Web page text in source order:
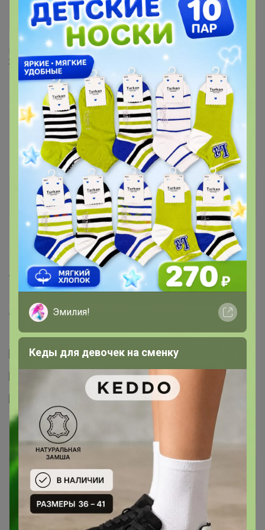
Стоп 14 августа
UNIQLO всегда есть РАСПРОДАЖА
‌Подписывайтесь на наш чат в Телеграм
‌Живые обзоры, акции, спецпредложения
ВероNика
Золотой организатор
3 июня, 2024 20:07
Добрый день! Добавьте пожалуйста
www.uniqlo.cn/product-detail.html
www.uniqlo.cn/product-detail.html
‌Спасибо!
СЛАДКАЯ
Золотой организатор
Эмилия!
Кеды для девочек на сменку